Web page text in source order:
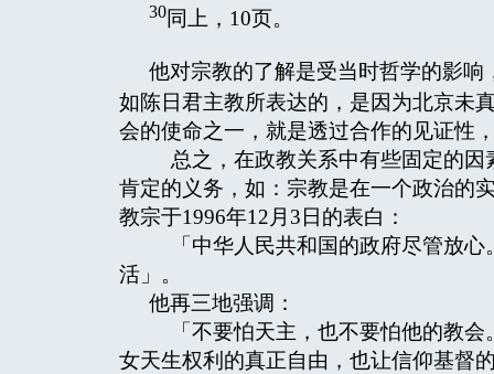
30同上，10页。
他对宗教的了解是受当时哲学的影
如陈日君主教所表达的，是因为北京未
会的使命之一，就是透过合作的见证性
总之，在政教关系中有些固定的因
肯定的义务，如：宗教是在一个政治的
教宗于1996年12月3日的表白：
「中华人民共和国的政府尽管放心
活」。
他再三地强调：
「不要怕天主，也不要怕他的教会
女天生权利的真正自由，也让信仰基督